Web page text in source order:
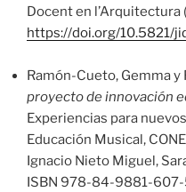
Docent en l’Arquitectura
https://doi.org/10.5821/
Ramón-Cueto, Gemma y
proyecto de innovación
Experiencias para
Educación Musical,
Ignacio Nieto Miguel,
ISBN 978-84-9881-